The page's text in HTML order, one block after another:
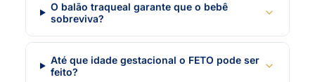
O balão traqueal garante que o bebê
sobreviva?
Até que idade gestacional o FETO pode ser
feito?